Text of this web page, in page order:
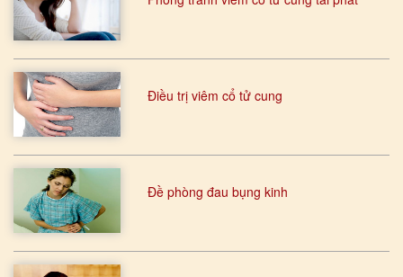
Điều trị viêm cổ tử cung
Đề phòng đau bụng kinh